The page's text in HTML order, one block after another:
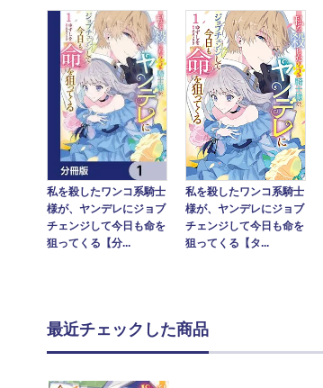
私を殺したワンコ系騎士
様が、ヤンデレにジョブ
チェンジして今日も命を
狙ってくる【分...
私を殺したワンコ系騎士
様が、ヤンデレにジョブ
チェンジして今日も命を
狙ってくる【タ...
最近チェックした商品